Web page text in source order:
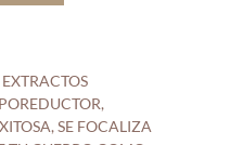
SE FOCALIZA